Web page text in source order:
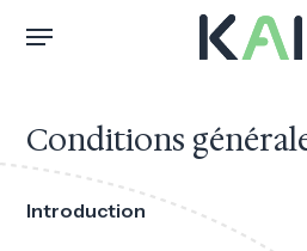
Menu
Conditions
Introduction